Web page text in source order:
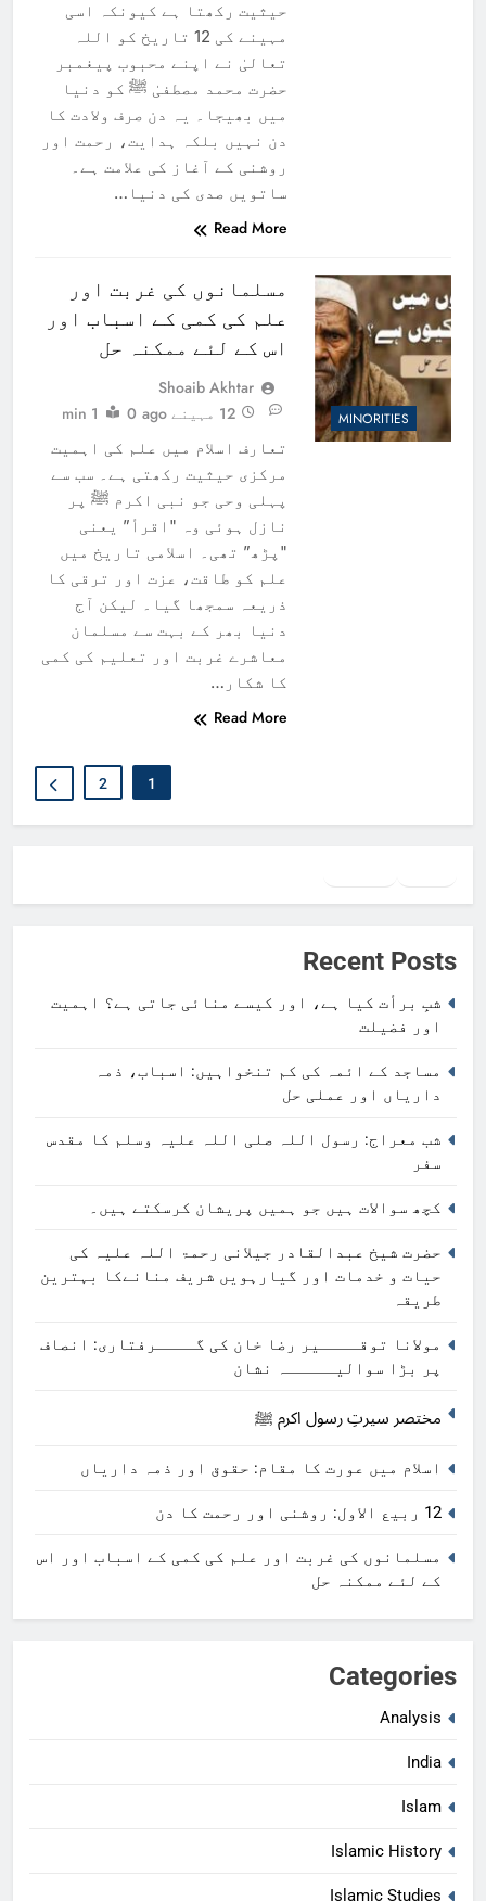
حیثیت رکھتا ہے کیونکہ اسی
مہینے کی 12 تاریخ کو اللہ
تعالیٰ نے اپنے محبوب پیغمبر
حضرت محمد مصطفیٰ ﷺ کو دنیا
میں بھیجا۔ یہ دن صرف ولادت کا
دن نہیں بلکہ ہدایت، رحمت اور
روشنی کے آغاز کی علامت ہے۔
ساتویں صدی کی دنیا…
Read More
MINORITIES
مسلمانوں کی غربت اور
علم کی کمی کے اسباب اور
اس کے لئے ممکنہ حل
Shoaib Akhtar
12 مہینے ago
0
1 min
تعارف اسلام میں علم کی اہمیت
مرکزی حیثیت رکھتی ہے۔ سب سے
پہلی وحی جو نبی اکرم ﷺ پر
نازل ہوئی وہ "اقرأ” یعنی
"پڑھ” تھی۔ اسلامی تاریخ میں
علم کو طاقت، عزت اور ترقی کا
ذریعہ سمجھا گیا۔ لیکن آج
دنیا بھر کے بہت سے مسلمان
معاشرے غربت اور تعلیم کی کمی
کا شکار…
Read More
1
2
Recent Posts
شبِ برأت کیا ہے، اور کیسے منائی جاتی ہے؟ اہمیت
اور فضیلت
مساجد کے ائمہ کی کم تنخواہیں: اسباب، ذمہ
داریاں اور عملی حل
شب معراج: رسول اللہ صلی اللہ علیہ وسلم کا مقدس
سفر
کچھ سوالات ہیں جو ہمیں پریشان کرسکتے ہیں۔
حضرت شیخ عبدالقادر جیلانی رحمۃ اللہ علیہ کی
حیات و خدمات اور گیارہویں شریف منانےکا بہترین
طریقہ
مولانا توقــــیر رضا خان کی گــــرفتاری: انصاف
پر بڑا سوالیـــــہ نشان
مختصر سیرتِ رسول اکرم ﷺ
اسلام میں عورت کا مقام: حقوق اور ذمہ داریاں
12 ربیع الاول: روشنی اور رحمت کا دن
مسلمانوں کی غربت اور علم کی کمی کے اسباب اور اس
کے لئے ممکنہ حل
Categories
Analysis
India
Islam
Islamic History
Islamic Studies